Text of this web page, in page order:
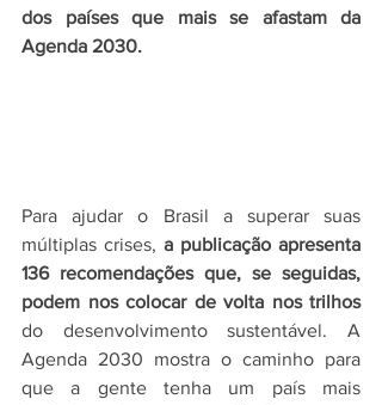
dos países que mais se afastam da
Agenda 2030.
Para ajudar o Brasil a superar suas
múltiplas crises, a publicação apresenta
136 recomendações que, se seguidas,
podem nos colocar de volta nos trilhos
do desenvolvimento sustentável. A
Agenda 2030 mostra o caminho para
que a gente tenha um país mais